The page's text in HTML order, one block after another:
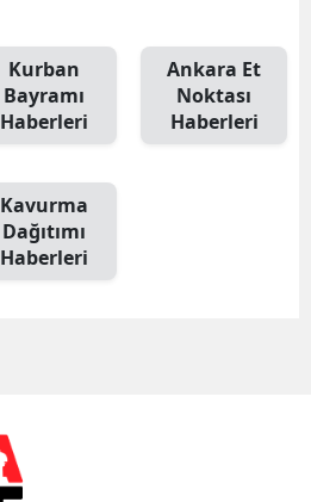
Kurban
Bayramı
Haberleri
Ankara Et
Noktası
Haberleri
Kavurma
Dağıtımı
Haberleri